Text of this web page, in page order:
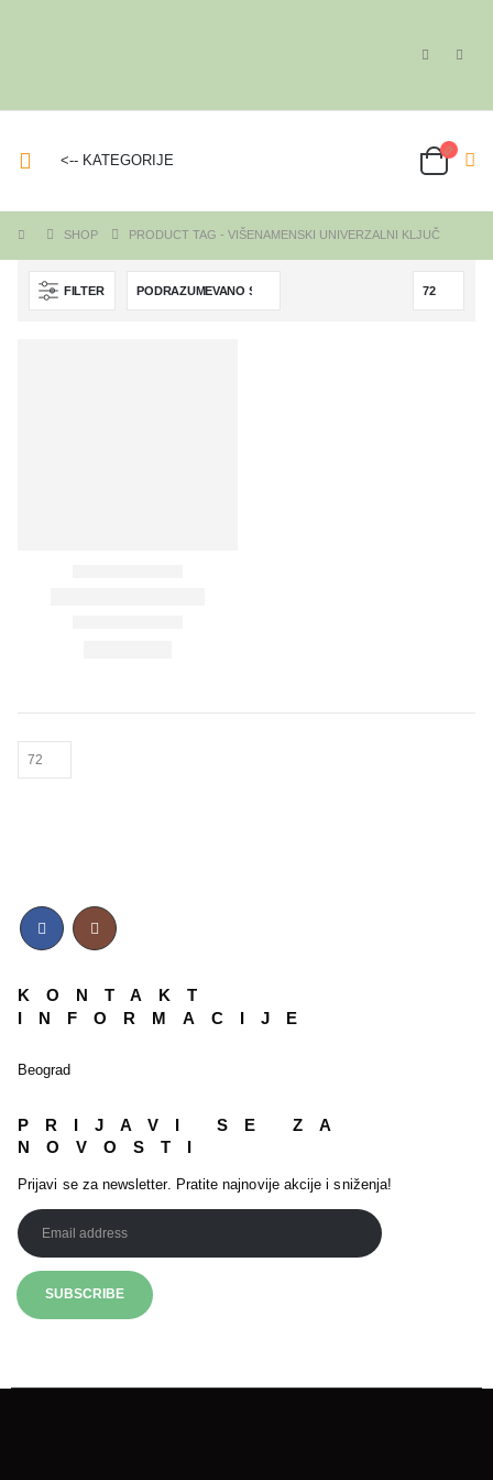
<-- KATEGORIJE
SHOP PRODUCT TAG - VIŠENAMENSKI UNIVERZALNI KLJUČ
FILTER
KONTAKT
INFORMACIJE
Beograd
PRIJAVI SE ZA
NOVOSTI
Prijavi se za newsletter. Pratite najnovije akcije i sniženja!